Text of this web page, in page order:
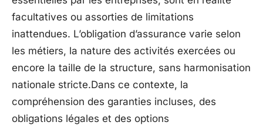
facultatives ou assorties de limitations
inattendues. L’obligation d’assurance varie selon
les métiers, la nature des activités exercées ou
encore la taille de la structure, sans harmonisation
nationale stricte.Dans ce contexte, la
compréhension des garanties incluses, des
obligations légales et des options